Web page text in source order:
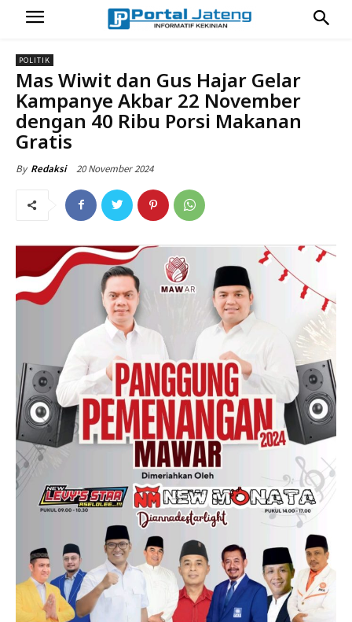
POLITIK
Mas Wiwit dan Gus Hajar Gelar
Kampanye Akbar 22 November
dengan 40 Ribu Porsi Makanan
Gratis
By Redaksi 20 November 2024